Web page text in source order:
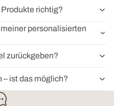
richtig?
personalisierten
zurückgeben?
– ist das möglich?